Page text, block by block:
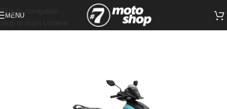
Skip to navigation
MENU